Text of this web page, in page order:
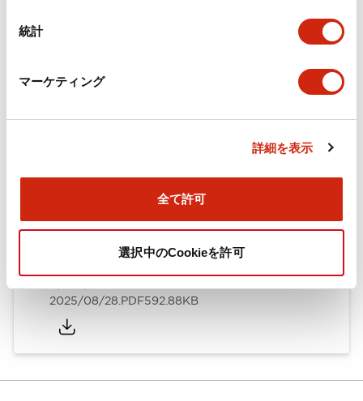
統計
マーケティング
詳細を表示
全て許可
選択中のCookieを許可
ドキュメントとファイル
カタログ CAD
ARN形モノレバースイッチ／CSシリーズカムスイッチ
2025/08/28.PDF1.20MB
2025/08/28.PDF592.88KB